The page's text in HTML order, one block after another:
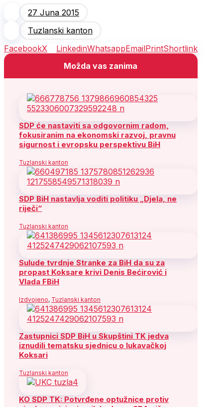
27 Juna 2015
Tuzlanski kanton
FacebookX LinkedinWhatsappEmailPrintShortlink
Možda vas zanima
SDP će nastaviti sa odgovornim radom,
fokusiranim na ekonomski razvoj, pravnu
sigurnost i evropsku perspektivu BiH
Tuzlanski kanton
SDP BiH nastavlja voditi politiku „Djela, ne
riječi“
Tuzlanski kanton
Sulude tvrdnje Stranke za BiH da su za
propast Koksare krivi Denis Bećirović i
Vlada FBiH
Izdvojeno, Tuzlanski kanton
Zastupnici SDP BiH u Skupštini TK jedva
iznudili tematsku sjednicu o lukavačkoj
Koksari
Tuzlanski kanton
KO SDP TK: Potvrđene optužnice protiv